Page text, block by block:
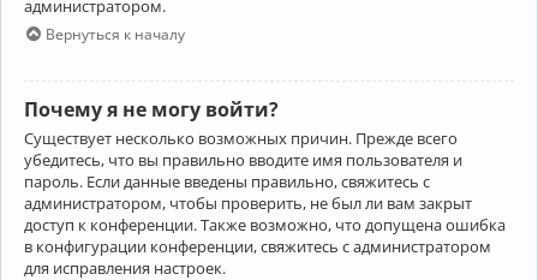
администратором.
Вернуться к началу
Почему я не могу войти?
Существует несколько возможных причин. Прежде всего
убедитесь, что вы правильно вводите имя пользователя и
пароль. Если данные введены правильно, свяжитесь с
администратором, чтобы проверить, не был ли вам закрыт
доступ к конференции. Также возможно, что допущена ошибка
в конфигурации конференции, свяжитесь с администратором
для исправления настроек.